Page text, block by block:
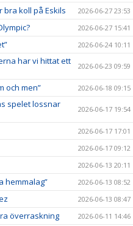
koll på Eskils 2026-06-27 23:53
2026-06-27 15:41
2026-06-24 10:11
har vi hittat ett
2026-06-23 09:59
och men” 2026-06-18 09:15
spelet lossnar
2026-06-17 19:54
2026-06-17 17:01
2026-06-17 09:12
2026-06-13 20:11
hemmalag” 2026-06-13 08:52
2026-06-13 08:47
överraskning 2026-06-11 14:46